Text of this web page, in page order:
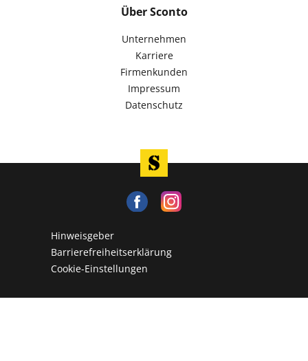
Über Sconto
Unternehmen
Karriere
Firmenkunden
Impressum
Datenschutz
Hinweisgeber
Barrierefreiheitserklärung
Cookie-Einstellungen